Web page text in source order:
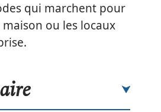
qui marchent pour
ou les locaux